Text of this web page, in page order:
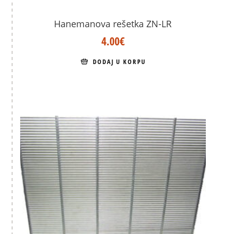
Hanemanova rešetka ZN-LR
4.00€
DODAJ U KORPU